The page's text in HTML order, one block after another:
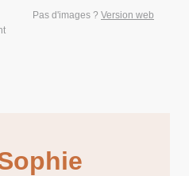
Pas d'images ? Version web